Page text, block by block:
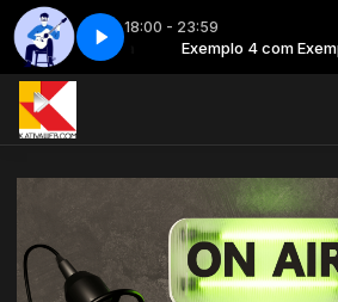
18:00 - 23:59
de locutora Exemplo 4 com
2 Clássicos da MPB -